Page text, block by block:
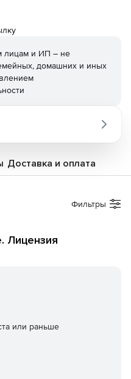
лицам и ИП – не
домашних и иных
Доставка и оплата
Фильтры
Лицензия
или раньше